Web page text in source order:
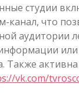
студии
канал, что
аудитории
или
Также
vk.com/